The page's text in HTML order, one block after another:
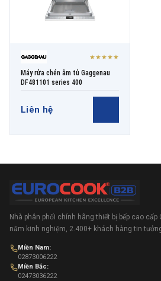
★★★★★
Máy rửa chén âm tủ Gaggenau
DF481101 series 400
Liên hệ
Nhà phân phối chính hãng thiết bị bếp cao
năm kinh nghiệm, 2.400+ khách hàng tin
Miền Nam:
02873006222
Miền Bắc:
02473036222